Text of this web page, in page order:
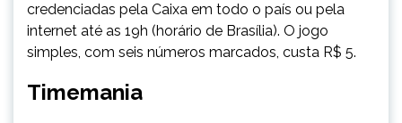
credenciadas pela Caixa em todo o país ou pela
internet até as 19h (horário de Brasília). O jogo
simples, com seis números marcados, custa R$ 5.
Timemania